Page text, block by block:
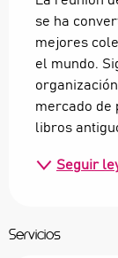
se ha
mejores
el mundo.
mercado de
libros
Seguir
Servicios